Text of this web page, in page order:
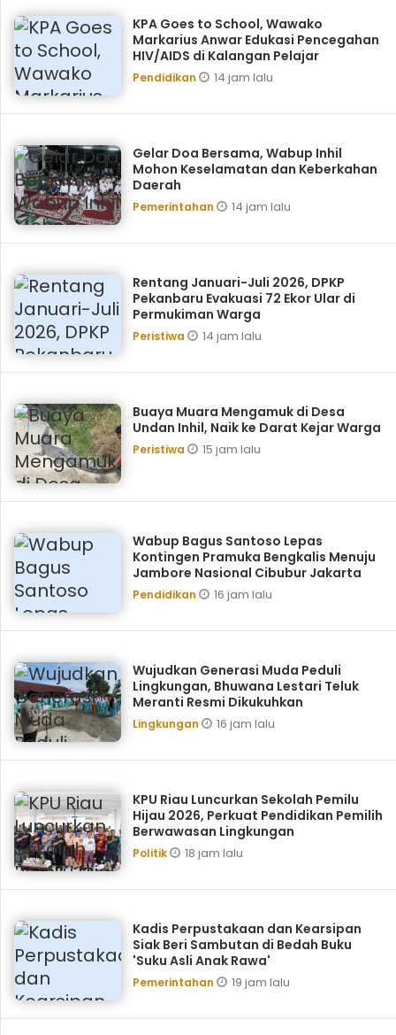
KPA Goes to School, ‎Wawako
Markarius Anwar Edukasi Pencegahan
HIV/AIDS di Kalangan Pelajar
Pendidikan 14 jam lalu
Gelar Doa Bersama, Wabup Inhil
Mohon Keselamatan dan Keberkahan
Daerah
Pemerintahan 14 jam lalu
Rentang Januari-Juli 2026, DPKP
Pekanbaru Evakuasi 72 Ekor Ular di
Permukiman Warga
Peristiwa 14 jam lalu
Buaya Muara Mengamuk di Desa
Undan Inhil, Naik ke Darat Kejar Warga
Peristiwa 15 jam lalu
Wabup Bagus Santoso Lepas
Kontingen Pramuka Bengkalis Menuju
Jambore Nasional Cibubur Jakarta
Pendidikan 16 jam lalu
Wujudkan Generasi Muda Peduli
Lingkungan, Bhuwana Lestari Teluk
Meranti Resmi Dikukuhkan
Lingkungan 16 jam lalu
KPU Riau Luncurkan Sekolah Pemilu
Hijau 2026, Perkuat Pendidikan Pemilih
Berwawasan Lingkungan
Politik 18 jam lalu
Kadis Perpustakaan dan Kearsipan
Siak Beri Sambutan di Bedah Buku
'Suku Asli Anak Rawa'
Pemerintahan 19 jam lalu